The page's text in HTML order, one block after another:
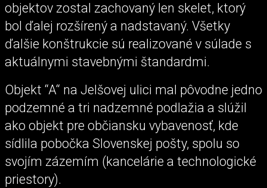
objektov zostal zachovaný len skelet, ktorý
bol ďalej rozšírený a nadstavaný. Všetky
ďalšie konštrukcie sú realizované v súlade s
aktuálnymi stavebnými štandardmi.
Objekt “A“ na Jelšovej ulici mal pôvodne jedno
podzemné a tri nadzemné podlažia a slúžil
ako objekt pre občiansku vybavenosť, kde
sídlila pobočka Slovenskej pošty, spolu so
svojím zázemím (kancelárie a technologické
priestory).